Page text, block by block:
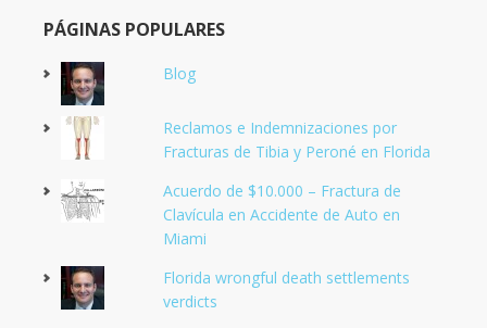
PÁGINAS POPULARES
Blog
Reclamos e Indemnizaciones por
Fracturas de Tibia y Peroné en Florida
Acuerdo de $10.000 – Fractura de
Clavícula en Accidente de Auto en
Miami
Florida wrongful death settlements
verdicts